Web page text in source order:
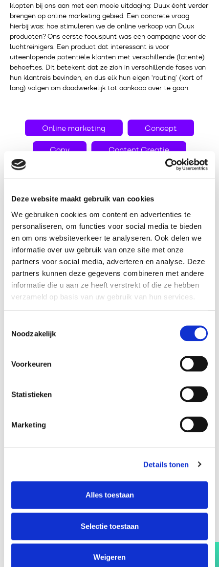
Deze website maakt gebruik van cookies
We gebruiken cookies om content en advertenties te
personaliseren, om functies voor social media te bieden
en om ons websiteverkeer te analyseren. Ook delen we
informatie over uw gebruik van onze site met onze
partners voor social media, adverteren en analyse. Deze
partners kunnen deze gegevens combineren met andere
informatie die u aan ze heeft verstrekt of die ze hebben
verzameld op basis van uw gebruik van hun services.
Noodzakelijk
Voorkeuren
Statistieken
Marketing
Details tonen
Alles toestaan
Selectie toestaan
Weigeren
klopten bij ons aan met een mooie uitdaging: Duux écht verder
brengen op online marketing gebied. Een concrete vraag
hierbij was: hoe stimuleren we de online verkoop van Duux
producten? Ons eerste focuspunt was een campagne voor de
luchtreinigers. Een product dat interessant is voor
uiteenlopende potentiële klanten met verschillende (latente)
behoeftes. Dit betekent dat ze zich in verschillende fases van
hun klantreis bevinden, en dus elk hun eigen ‘routing’ (kort of
lang) volgen om daadwerkelijk tot aankoop over te gaan.
Online marketing Concept
Copy Content Creatie
Met per fase een eigen doelstelling, communicatieboodschap,
beeldtaal en call to action. Dit stelt ons in staat om elke
potentiële klant in de juiste fase van hun klantreis aan te
spreken met bijpassende en doeltreffende online advertenties.
Ook maken we de campagne zo analyseerbaar en meetbaar,
waardoor we de touwtjes in handen hebben om te A/B testen,
optimaliseren en indien nodig bij te sturen. We houden elkaar
onze werkwijze gedeeld in de vorm van een workshop voor het
marketing team van Duux.